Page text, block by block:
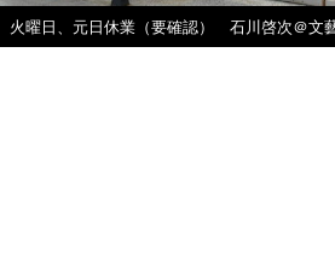
火曜日、元日休業（要確認） 石川啓次＠文